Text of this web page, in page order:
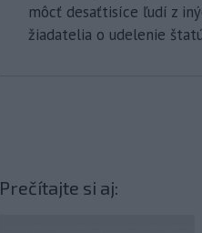
môcť desaťtisíce ľudí z
žiadatelia o udelenie
Prečítajte si aj: